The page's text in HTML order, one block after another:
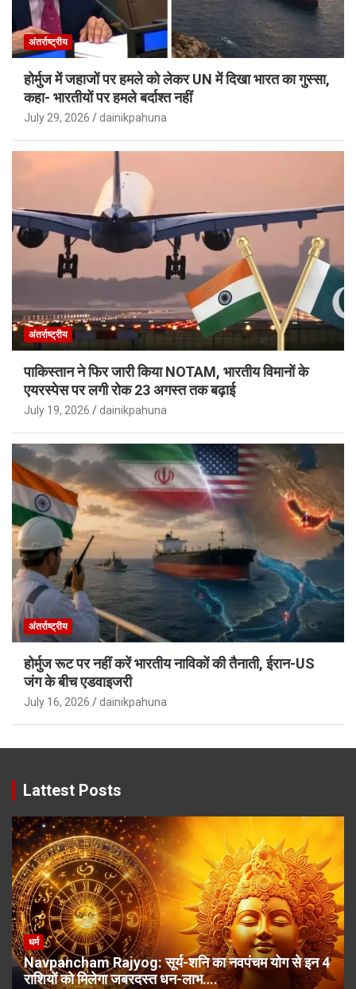
अंतर्राष्ट्रीय
होर्मुज में जहाजों पर हमले को लेकर UN में दिखा भारत का गुस्सा,
कहा- भारतीयों पर हमले बर्दाश्त नहीं
July 29, 2026 dainikpahuna
अंतर्राष्ट्रीय
पाकिस्तान ने फिर जारी किया NOTAM, भारतीय विमानों के
एयरस्पेस पर लगी रोक 23 अगस्त तक बढ़ाई
July 19, 2026 dainikpahuna
अंतर्राष्ट्रीय
होर्मुज रूट पर नहीं करें भारतीय नाविकों की तैनाती, ईरान-US
जंग के बीच एडवाइजरी
July 16, 2026 dainikpahuna
Lattest Posts
धर्म
Navpancham Rajyog: सूर्य-शनि का नवपंचम योग से इन 4
राशियों को मिलेगा जबरदस्त धन-लाभ….